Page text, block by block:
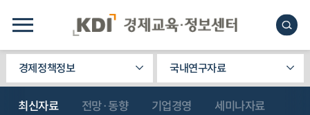
경제정책정보 국내연구자료
최신자료 전망·동향 기업경영 세미나자료